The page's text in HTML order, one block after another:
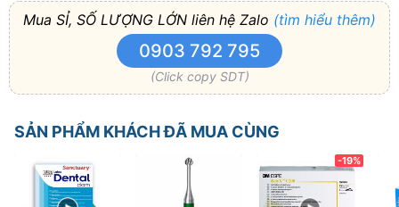
Mua SỈ, SỐ LƯỢNG LỚN liên hệ Zalo (tìm hiểu thêm)
0903 792 795
(Click copy SDT)
SẢN PHẨM KHÁCH ĐÃ MUA CÙNG
-19%